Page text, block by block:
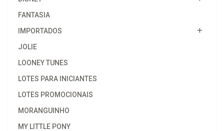
FANTASIA
IMPORTADOS
JOLIE
LOONEY TUNES
LOTES PARA INICIANTES
LOTES PROMOCIONAIS
MORANGUINHO
MY LITTLE PONY